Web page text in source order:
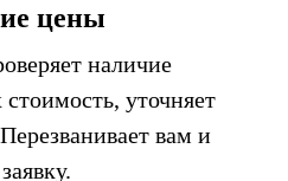
цены
наличие
уточняет
вам и